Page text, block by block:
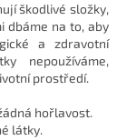
škodlivé složky,
dbáme na to, aby
a zdravotní
nepoužíváme,
prostředí.
hořlavost.
látky.